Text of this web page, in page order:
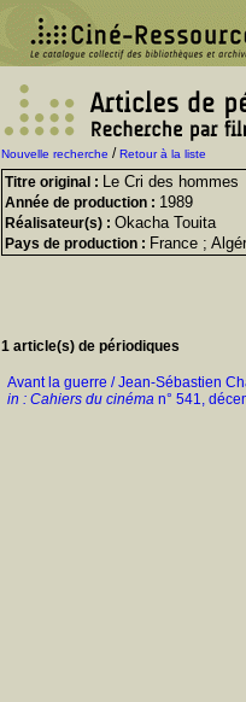
Nouvelle recherche /Retour à la liste
Titre original : Le Cri des hommes
Année de production : 1989
Réalisateur(s) : Okacha Touita
Pays de production : France ;
1 article(s) de périodiques
Avant la guerre / Jean-Sébastien
in : Cahiers du cinéma n° 541,